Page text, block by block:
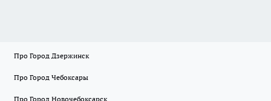
Про Город Дзержинск
Про Город Чебоксары
Про Город Новочебоксарск